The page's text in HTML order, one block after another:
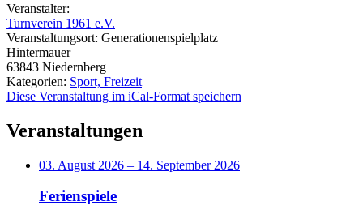
Veranstalter:
Turnverein 1961 e.V.
Veranstaltungsort: Generationenspielplatz
Hintermauer
63843 Niedernberg
Kategorien: Sport, Freizeit
Diese Veranstaltung im iCal-Format speichern
Veranstaltungen
03. August 2026 – 14. September 2026
Ferienspiele